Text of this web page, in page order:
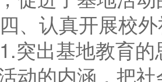
四、认真开展校
1.突出基地教育
动的内涵，把